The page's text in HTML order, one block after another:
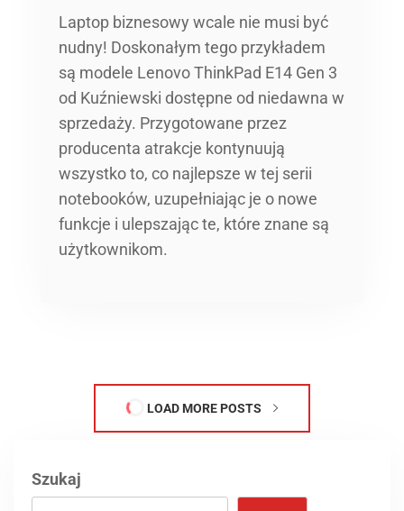
Laptop biznesowy wcale nie musi być
nudny! Doskonałym tego przykładem
są modele Lenovo ThinkPad E14 Gen 3
od Kuźniewski dostępne od niedawna w
sprzedaży. Przygotowane przez
producenta atrakcje kontynuują
wszystko to, co najlepsze w tej serii
notebooków, uzupełniając je o nowe
funkcje i ulepszając te, które znane są
użytkownikom.
LOAD MORE POSTS
Szukaj